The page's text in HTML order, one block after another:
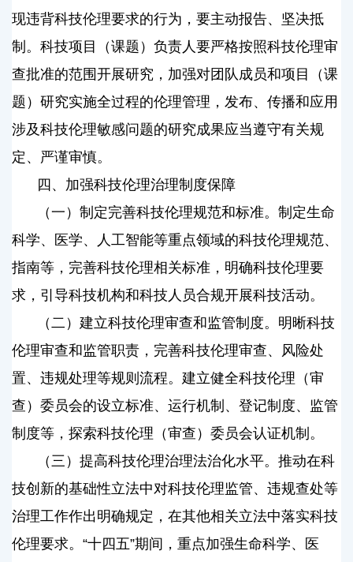
现违背科技伦理要求的行为，要主动报告、坚决抵
制。科技项目（课题）负责人要严格按照科技伦理审
查批准的范围开展研究，加强对团队成员和项目（课
题）研究实施全过程的伦理管理，发布、传播和应用
涉及科技伦理敏感问题的研究成果应当遵守有关规
定、严谨审慎。
四、加强科技伦理治理制度保障
（一）制定完善科技伦理规范和标准。制定生命
科学、医学、人工智能等重点领域的科技伦理规范、
指南等，完善科技伦理相关标准，明确科技伦理要
求，引导科技机构和科技人员合规开展科技活动。
（二）建立科技伦理审查和监管制度。明晰科技
伦理审查和监管职责，完善科技伦理审查、风险处
置、违规处理等规则流程。建立健全科技伦理（审
查）委员会的设立标准、运行机制、登记制度、监管
制度等，探索科技伦理（审查）委员会认证机制。
（三）提高科技伦理治理法治化水平。推动在科
技创新的基础性立法中对科技伦理监管、违规查处等
治理工作作出明确规定，在其他相关立法中落实科技
伦理要求。“十四五”期间，重点加强生命科学、医